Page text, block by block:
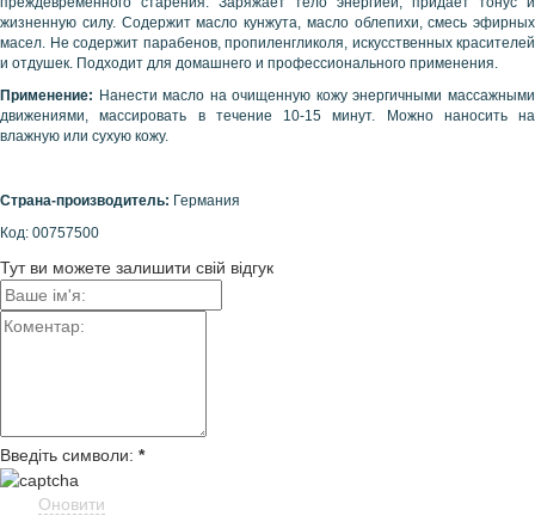
жизненную силу. Содержит масло кунжута, масло облепихи, смесь эфирных
масел. Не содержит парабенов, пропиленгликоля, искусственных красителей
и отдушек. Подходит для домашнего и профессионального применения.
Применение: Нанести масло на очищенную кожу энергичными массажными
движениями, массировать в течение 10-15 минут. Можно наносить на
влажную или сухую кожу.
Страна-производитель: Германия
Код: 00757500
Тут ви можете залишити свій відгук
Введіть символи: *
Оновити